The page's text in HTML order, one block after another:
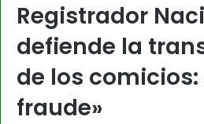
Registrador
defiende la
de los comicios:
fraude»